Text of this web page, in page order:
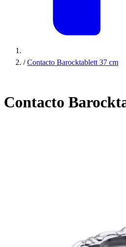
/ Contacto Barocktablett 37 cm
Contacto